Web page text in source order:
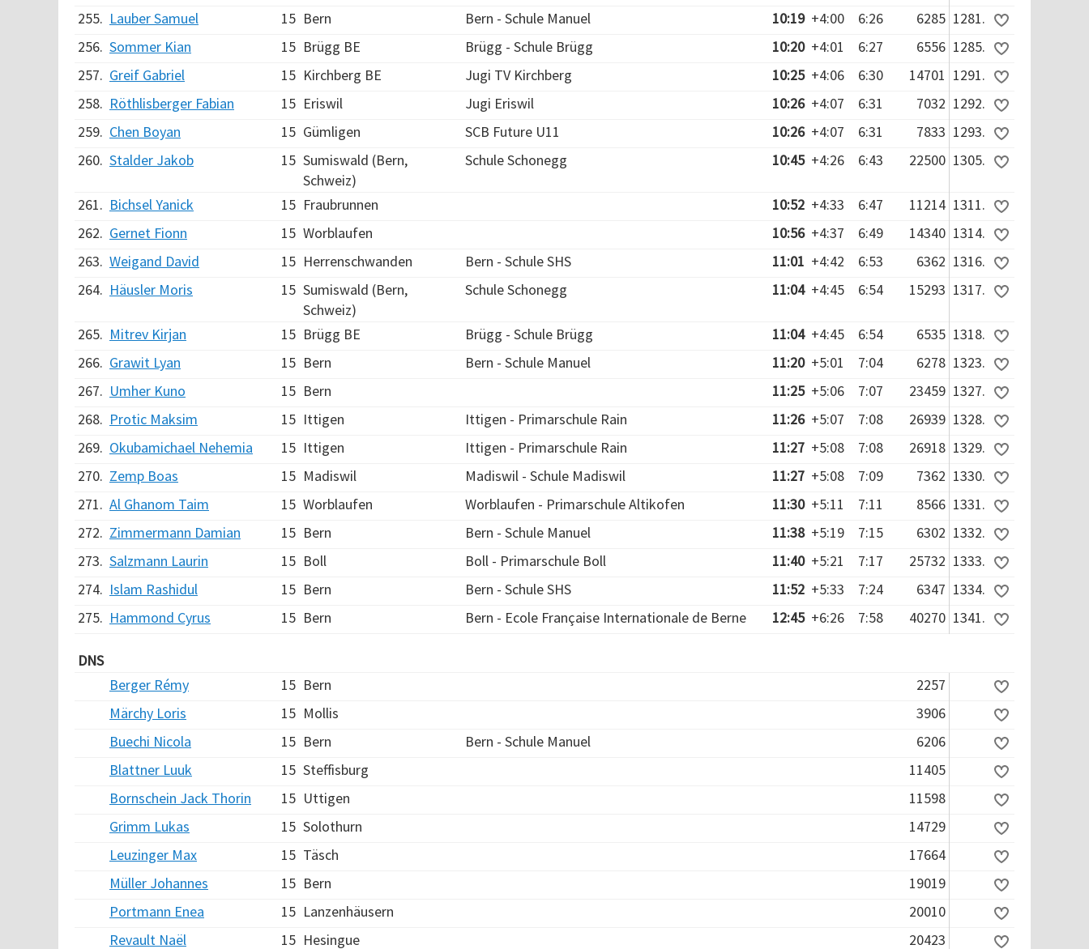
255. Lauber Samuel 15 Bern Bern - Schule Manuel 10:19 +4:00 6:26 6285 1281.
256. Sommer Kian 15 Brügg BE Brügg - Schule Brügg 10:20 +4:01 6:27 6556 1285.
257. Greif Gabriel 15 Kirchberg BE Jugi TV Kirchberg 10:25 +4:06 6:30 14701 1291.
258. Röthlisberger Fabian 15 Eriswil Jugi Eriswil 10:26 +4:07 6:31 7032 1292.
259. Chen Boyan 15 Gümligen SCB Future U11 10:26 +4:07 6:31 7833 1293.
260. Stalder Jakob 15 Sumiswald (Bern,
Schweiz)
Schule Schonegg 10:45 +4:26 6:43 22500 1305.
261. Bichsel Yanick 15 Fraubrunnen 10:52 +4:33 6:47 11214 1311.
262. Gernet Fionn 15 Worblaufen 10:56 +4:37 6:49 14340 1314.
263. Weigand David 15 Herrenschwanden Bern - Schule SHS 11:01 +4:42 6:53 6362 1316.
264. Häusler Moris 15 Sumiswald (Bern,
Schweiz)
Schule Schonegg 11:04 +4:45 6:54 15293 1317.
265. Mitrev Kirjan 15 Brügg BE Brügg - Schule Brügg 11:04 +4:45 6:54 6535 1318.
266. Grawit Lyan 15 Bern Bern - Schule Manuel 11:20 +5:01 7:04 6278 1323.
267. Umher Kuno 15 Bern 11:25 +5:06 7:07 23459 1327.
268. Protic Maksim 15 Ittigen Ittigen - Primarschule Rain 11:26 +5:07 7:08 26939 1328.
269. Okubamichael Nehemia 15 Ittigen Ittigen - Primarschule Rain 11:27 +5:08 7:08 26918 1329.
270. Zemp Boas 15 Madiswil Madiswil - Schule Madiswil 11:27 +5:08 7:09 7362 1330.
271. Al Ghanom Taim 15 Worblaufen Worblaufen - Primarschule Altikofen 11:30 +5:11 7:11 8566 1331.
272. Zimmermann Damian 15 Bern Bern - Schule Manuel 11:38 +5:19 7:15 6302 1332.
273. Salzmann Laurin 15 Boll Boll - Primarschule Boll 11:40 +5:21 7:17 25732 1333.
274. Islam Rashidul 15 Bern Bern - Schule SHS 11:52 +5:33 7:24 6347 1334.
275. Hammond Cyrus 15 Bern Bern - Ecole Française Internationale de Berne 12:45 +6:26 7:58 40270 1341.
DNS
Berger Rémy
15 Bern
2257
Märchy Loris
15 Mollis
3906
Buechi Nicola
15 Bern Bern - Schule Manuel
6206
Blattner Luuk
15 Steffisburg
11405
Bornschein Jack Thorin
15 Uttigen
11598
Grimm Lukas
15 Solothurn
14729
Leuzinger Max
15 Täsch
17664
Müller Johannes
15 Bern
19019
Portmann Enea
15 Lanzenhäusern
20010
Revault Naël
15 Hesingue 20423